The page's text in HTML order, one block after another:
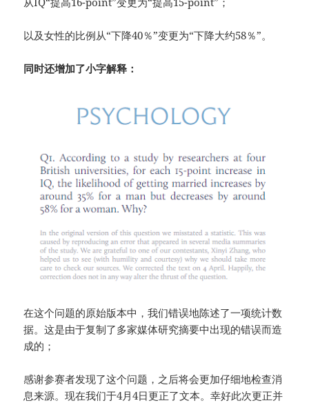
以及女性的比例从“下降40％”变更为“下降大约58％”。
同时还增加了小字解释：
在这个问题的原始版本中，我们错误地陈述了一项统计数
据。这是由于复制了多家媒体研究摘要中出现的错误而造
成的；
感谢参赛者发现了这个问题，之后将会更加仔细地检查消
息来源。现在我们于4月4日更正了文本。幸好此次更正并